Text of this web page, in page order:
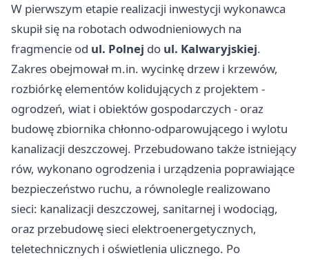
W pierwszym etapie realizacji inwestycji wykonawca
skupił się na robotach odwodnieniowych na
fragmencie od ul. Polnej do ul. Kalwaryjskiej.
Zakres obejmował m.in. wycinkę drzew i krzewów,
rozbiórkę elementów kolidujących z projektem -
ogrodzeń, wiat i obiektów gospodarczych - oraz
budowę zbiornika chłonno-odparowującego i wylotu
kanalizacji deszczowej. Przebudowano także istniejący
rów, wykonano ogrodzenia i urządzenia poprawiające
bezpieczeństwo ruchu, a równolegle realizowano
sieci: kanalizacji deszczowej, sanitarnej i wodociąg,
oraz przebudowę sieci elektroenergetycznych,
teletechnicznych i oświetlenia ulicznego. Po